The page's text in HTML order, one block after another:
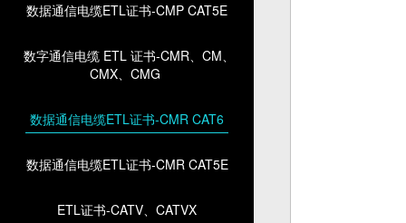
数据通信电缆ETL证书-CMP CAT5E
数字通信电缆 ETL 证书-CMR、CM、
CMX、CMG
数据通信电缆ETL证书-CMR CAT6
数据通信电缆ETL证书-CMR CAT5E
ETL证书-CATV、CATVX